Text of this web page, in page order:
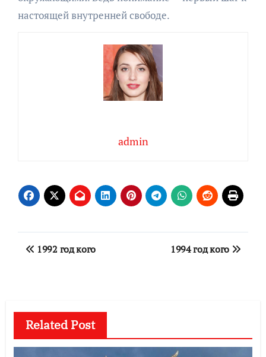
настоящей внутренней свободе.
admin
Навигация
1992 год кого 1994 год кого
Related Post